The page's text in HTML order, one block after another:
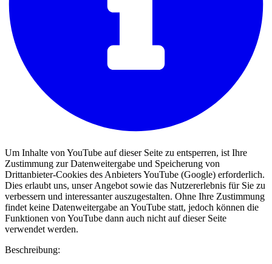
Um Inhalte von YouTube auf dieser Seite zu entsperren, ist Ihre
Zustimmung zur Datenweitergabe und Speicherung von
Drittanbieter-Cookies des Anbieters YouTube (Google) erforderlich.
Dies erlaubt uns, unser Angebot sowie das Nutzererlebnis für Sie zu
verbessern und interessanter auszugestalten. Ohne Ihre Zustimmung
findet keine Datenweitergabe an YouTube statt, jedoch können die
Funktionen von YouTube dann auch nicht auf dieser Seite
verwendet werden.
Beschreibung: